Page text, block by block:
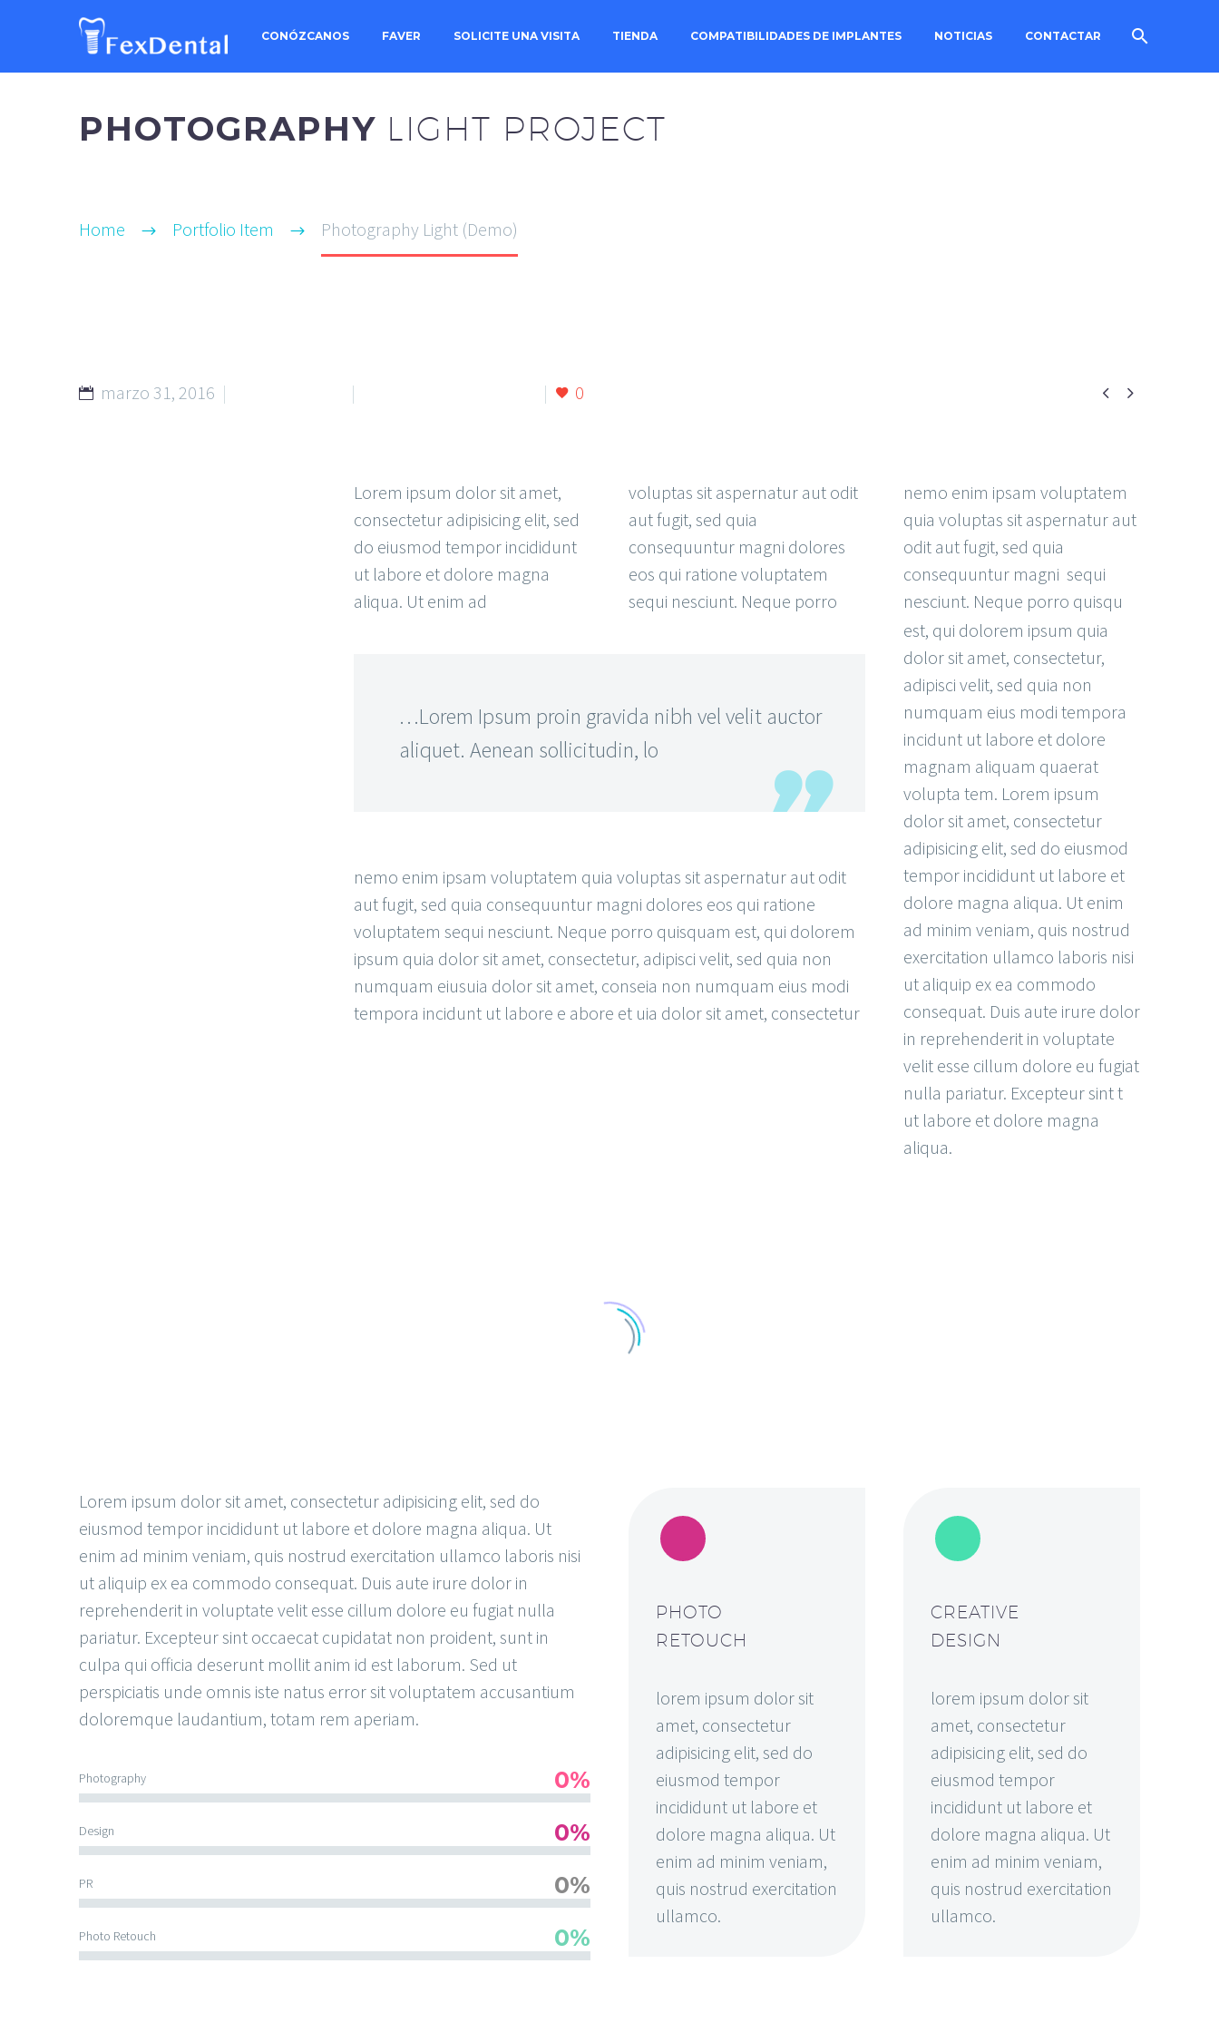
CONÓZCANOS FAVER SOLICITE UNA VISITA TIENDA COMPATIBILIDADES DE IMPLANTES NOTICIAS CONTACTAR
PHOTOGRAPHY LIGHT PROJECT
Home Portfolio Item Photography Light (Demo)
 
marzo 31, 2016 0
Lorem ipsum dolor sit amet,
consectetur adipisicing elit, sed
do eiusmod tempor incididunt
ut labore et dolore magna
aliqua. Ut enim ad
voluptas sit aspernatur aut odit
aut fugit, sed quia
consequuntur magni dolores
eos qui ratione voluptatem
sequi nesciunt. Neque porro
nemo enim ipsam voluptatem
quia voluptas sit aspernatur aut
odit aut fugit, sed quia
consequuntur magni sequi
nesciunt. Neque porro quisqu
…Lorem Ipsum proin gravida nibh vel velit auctor
aliquet. Aenean sollicitudin, lo
nemo enim ipsam voluptatem quia voluptas sit aspernatur aut odit
aut fugit, sed quia consequuntur magni dolores eos qui ratione
voluptatem sequi nesciunt. Neque porro quisquam est, qui dolorem
ipsum quia dolor sit amet, consectetur, adipisci velit, sed quia non
numquam eiusuia dolor sit amet, conseia non numquam eius modi
tempora incidunt ut labore e abore et uia dolor sit amet, consectetur
est, qui dolorem ipsum quia
dolor sit amet, consectetur,
adipisci velit, sed quia non
numquam eius modi tempora
incidunt ut labore et dolore
magnam aliquam quaerat
volupta tem. Lorem ipsum
dolor sit amet, consectetur
adipisicing elit, sed do eiusmod
tempor incididunt ut labore et
dolore magna aliqua. Ut enim
ad minim veniam, quis nostrud
exercitation ullamco laboris nisi
ut aliquip ex ea commodo
consequat. Duis aute irure dolor
in reprehenderit in voluptate
velit esse cillum dolore eu fugiat
nulla pariatur. Excepteur sint t
ut labore et dolore magna
aliqua.
Lorem ipsum dolor sit amet, consectetur adipisicing elit, sed do
eiusmod tempor incididunt ut labore et dolore magna aliqua. Ut
enim ad minim veniam, quis nostrud exercitation ullamco laboris nisi
ut aliquip ex ea commodo consequat. Duis aute irure dolor in
reprehenderit in voluptate velit esse cillum dolore eu fugiat nulla
pariatur. Excepteur sint occaecat cupidatat non proident, sunt in
culpa qui officia deserunt mollit anim id est laborum. Sed ut
perspiciatis unde omnis iste natus error sit voluptatem accusantium
doloremque laudantium, totam rem aperiam.
Photography 0%
Design 0%
PR 0%
Photo Retouch 0%
PHOTO
RETOUCH
lorem ipsum dolor sit
amet, consectetur
adipisicing elit, sed do
eiusmod tempor
incididunt ut labore et
dolore magna aliqua. Ut
enim ad minim veniam,
quis nostrud exercitation
ullamco.
CREATIVE
DESIGN
lorem ipsum dolor sit
amet, consectetur
adipisicing elit, sed do
eiusmod tempor
incididunt ut labore et
dolore magna aliqua. Ut
enim ad minim veniam,
quis nostrud exercitation
ullamco.